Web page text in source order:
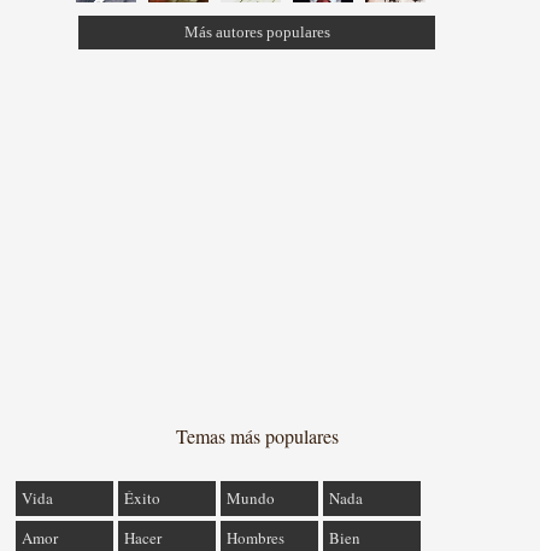
Más autores populares
Temas más populares
Vida Éxito Mundo
Nada
Amor
Hacer Hombres Bien